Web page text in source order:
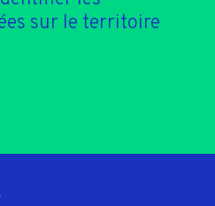
sur le territoire